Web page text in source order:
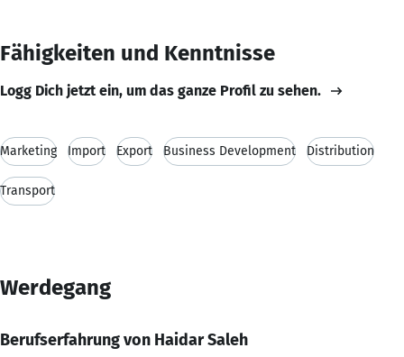
Fähigkeiten und Kenntnisse
Logg Dich jetzt ein, um das ganze Profil zu sehen.
Marketing Import Export Business Development Distribution
Transport
Werdegang
Berufserfahrung von Haidar Saleh